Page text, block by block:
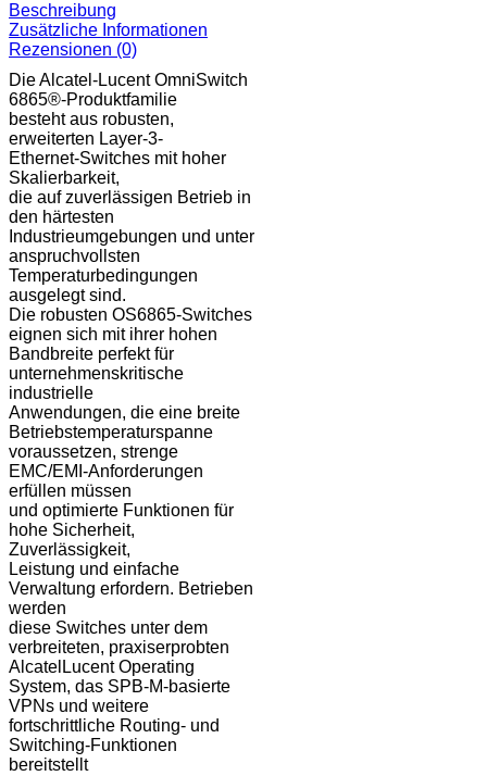
Beschreibung
Zusätzliche Informationen
Rezensionen (0)
Die Alcatel-Lucent OmniSwitch
6865®-Produktfamilie
besteht aus robusten,
erweiterten Layer-3-
Ethernet-Switches mit hoher
Skalierbarkeit,
die auf zuverlässigen Betrieb in
den härtesten
Industrieumgebungen und unter
anspruchvollsten
Temperaturbedingungen
ausgelegt sind.
Die robusten OS6865-Switches
eignen sich mit ihrer hohen
Bandbreite perfekt für
unternehmenskritische
industrielle
Anwendungen, die eine breite
Betriebstemperaturspanne
voraussetzen, strenge
EMC/EMI-Anforderungen
erfüllen müssen
und optimierte Funktionen für
hohe Sicherheit,
Zuverlässigkeit,
Leistung und einfache
Verwaltung erfordern. Betrieben
werden
diese Switches unter dem
verbreiteten, praxiserprobten
AlcatelLucent Operating
System, das SPB-M-basierte
VPNs und weitere
fortschrittliche Routing- und
Switching-Funktionen
bereitstellt